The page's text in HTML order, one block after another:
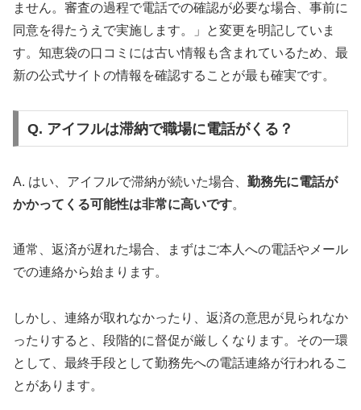
ません。審査の過程で電話での確認が必要な場合、事前に
同意を得たうえで実施します。」と変更を明記していま
す。知恵袋の口コミには古い情報も含まれているため、最
新の公式サイトの情報を確認することが最も確実です。
Q. アイフルは滞納で職場に電話がくる？
A. はい、アイフルで滞納が続いた場合、 勤務先に電話が
かかってくる可能性は非常に高いです。
通常、返済が遅れた場合、まずはご本人への電話やメール
での連絡から始まります。
しかし、連絡が取れなかったり、返済の意思が見られなか
ったりすると、段階的に督促が厳しくなります。その一環
として、最終手段として勤務先への電話連絡が行われるこ
とがあります。